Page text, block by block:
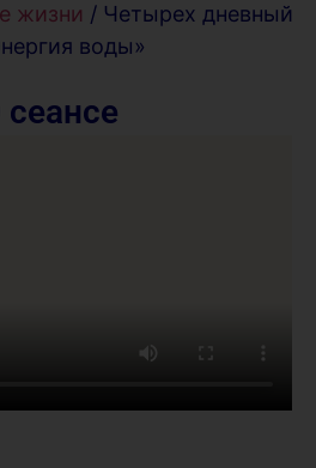
жизни / Четырех дневный
воды»